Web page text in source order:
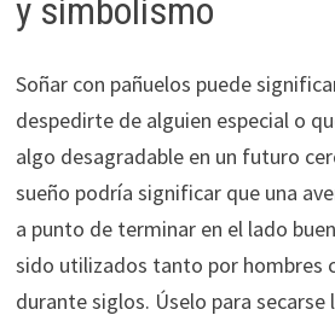
y simbolismo
Soñar con pañuelos puede
despedirte de alguien especial o
algo desagradable en un futuro
sueño podría significar que una
a punto de terminar en el lado
sido utilizados tanto por hombres
durante siglos. Úselo para